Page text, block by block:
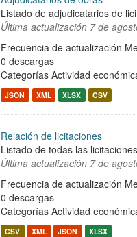
Listado de adjudicatarios de
Última actualización 7 de
Frecuencia de actualización
0 descargas
Categorías Actividad
JSON XML XLSX CSV
Relación de licitaciones
Listado de todas las
Última actualización 7 de
Frecuencia de actualización
0 descargas
Categorías Actividad
CSV XML JSON XLSX